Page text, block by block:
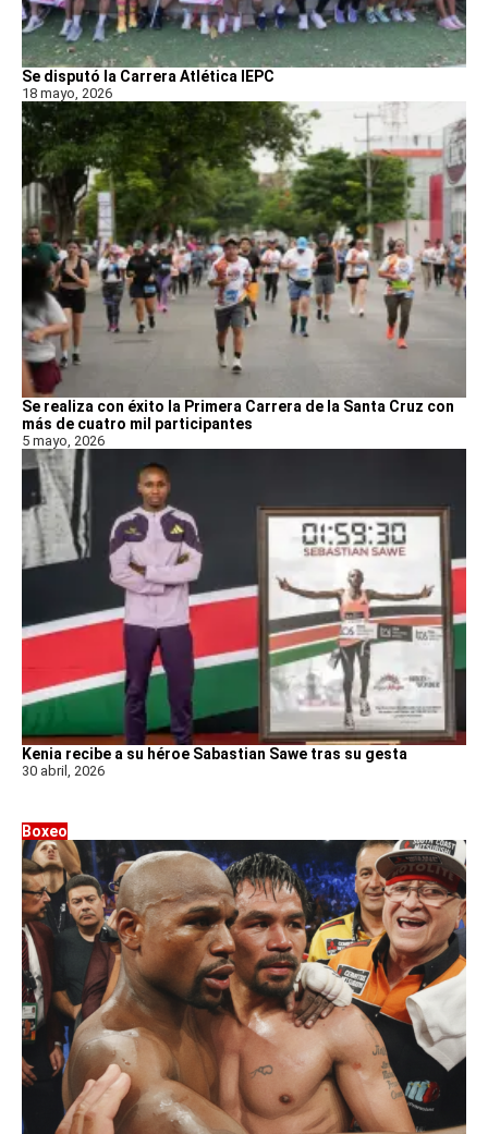
Se disputó la Carrera Atlética IEPC
18 mayo, 2026
Se realiza con éxito la Primera Carrera de la Santa Cruz con
más de cuatro mil participantes
5 mayo, 2026
Kenia recibe a su héroe Sabastian Sawe tras su gesta
30 abril, 2026
Boxeo